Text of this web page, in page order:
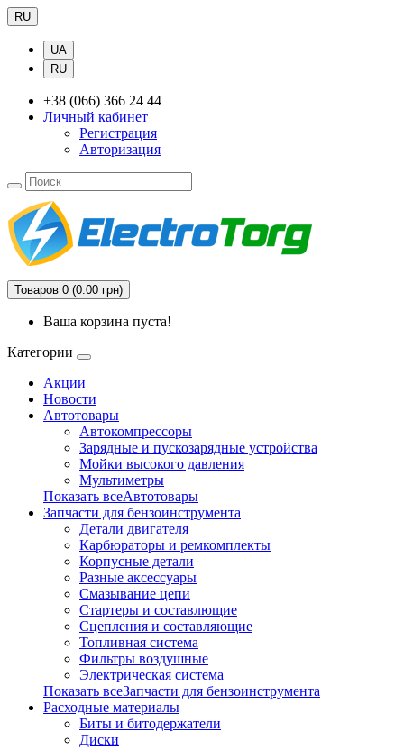
RU
UA
RU
+38 (066) 366 24 44
Личный кабинет
Регистрация
Авторизация
Товаров 0 (0.00 грн)
Ваша корзина пуста!
Категории
Акции
Новости
Автотовары
Автокомпрессоры
Зарядные и пускозарядные устройства
Мойки высокого давления
Мультиметры
Показать всеАвтотовары
Запчасти для бензоинструмента
Детали двигателя
Карбюраторы и ремкомплекты
Корпусные детали
Разные аксессуары
Смазывание цепи
Стартеры и составлющие
Сцепления и составляющие
Топливная система
Фильтры воздушные
Электрическая система
Показать всеЗапчасти для бензоинструмента
Расходные материалы
Биты и битодержатели
Диски